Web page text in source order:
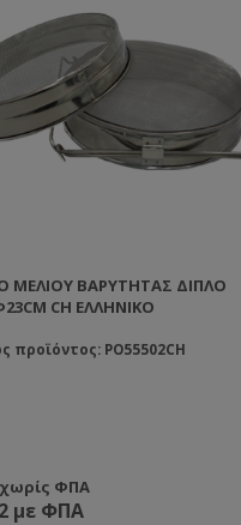
ΜΕΛΙΟΎ ΒΑΡΎΤΗΤΑΣ ΔΙΠΛΌ
CH ΕΛΛΗΝΙΚΌ
προϊόντος: PO55502CH
χωρίς ΦΠΑ
με ΦΠΑ